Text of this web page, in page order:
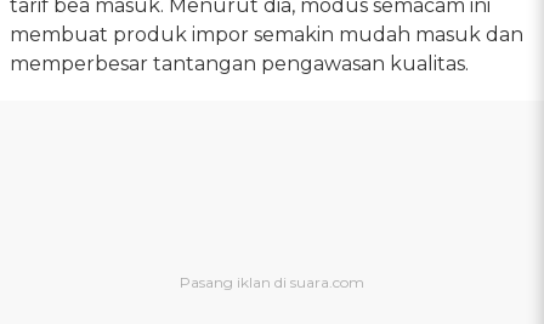
tarif bea masuk. Menurut dia, modus semacam ini
membuat produk impor semakin mudah masuk dan
memperbesar tantangan pengawasan kualitas.